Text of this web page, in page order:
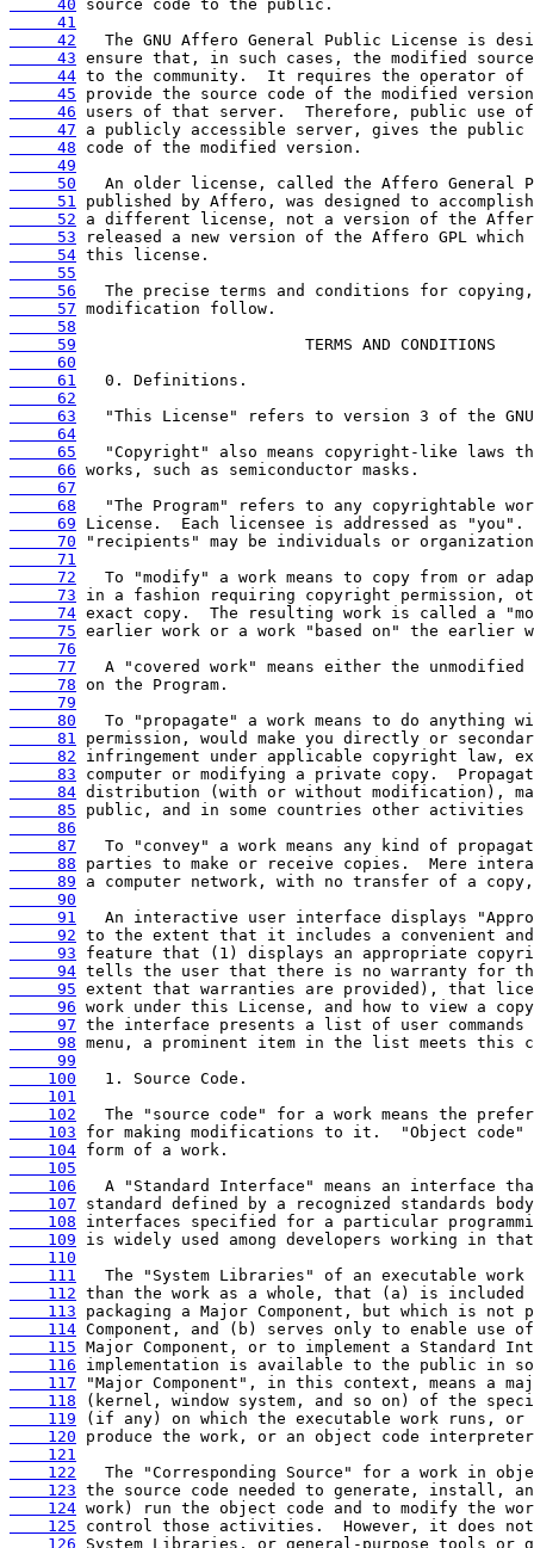
     40
     41
     42
     43
     44
     45
     46
     47
     48
     49
     50
     51
     52
     53
     54
     55
     56
     57
     58
     59
     60
     61
     62
     63
     64
     65
     66
     67
     68
     69
     70
     71
     72
     73
     74
     75
     76
     77
     78
     79
     80
     81
     82
     83
     84
     85
     86
     87
     88
     89
     90
     91
     92
     93
     94
     95
     96
     97
     98
     99
    100
    101
    102
    103
    104
    105
    106
    107
    108
    109
    110
    111
    112
    113
    114
    115
    116
    117
    118
    119
    120
    121
    122
    123
    124
    125
    126